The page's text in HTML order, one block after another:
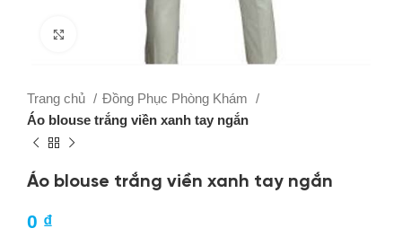
Click to enlarge
Trang chủ
Đồng Phục Phòng Khám
Áo blouse trắng viền xanh tay ngắn
Áo blouse trắng viền xanh tay ngắn
0 ₫